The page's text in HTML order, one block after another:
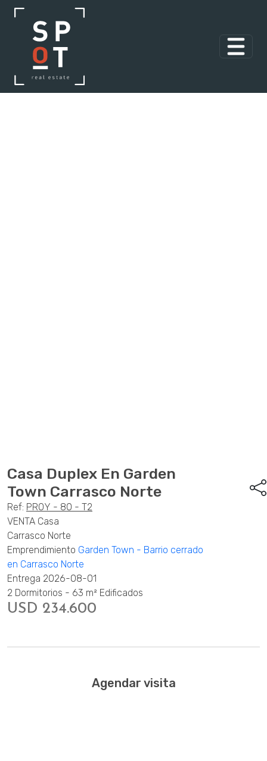
Casa Duplex En Garden
Town Carrasco Norte
Ref: PROY - 80 - T2
VENTA Casa
Carrasco Norte
Emprendimiento Garden Town - Barrio cerrado
en Carrasco Norte
Entrega 2026-08-01
2 Dormitorios - 63 m² Edificados
USD 234.600
Agendar visita